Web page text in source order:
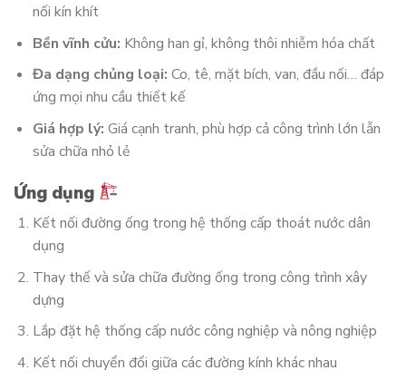
nối kín khít
Bền vĩnh cửu: Không han gỉ, không thôi nhiễm hóa chất
Đa dạng chủng loại: Co, tê, mặt bích, van, đầu nối… đáp
ứng mọi nhu cầu thiết kế
Giá hợp lý: Giá cạnh tranh, phù hợp cả công trình lớn lẫn
sửa chữa nhỏ lẻ
Ứng dụng
Kết nối đường ống trong hệ thống cấp thoát nước dân
dụng
Thay thế và sửa chữa đường ống trong công trình xây
dựng
Lắp đặt hệ thống cấp nước công nghiệp và nông nghiệp
Kết nối chuyển đổi giữa các đường kính khác nhau